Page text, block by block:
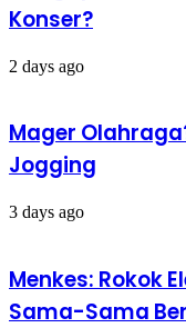
Konser?
2 days ago
Mager
Jogging
3 days ago
Menkes: Rokok
Sama-Sama